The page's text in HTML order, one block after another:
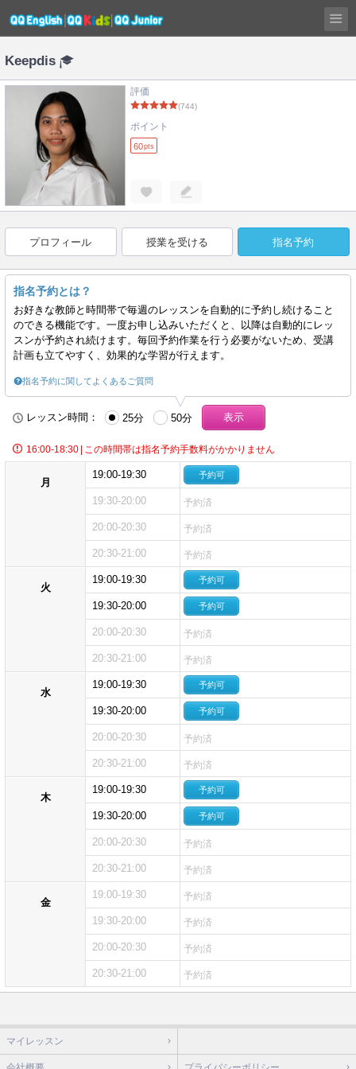
Keepdis
評価
(744)
ポイント
60pts
プロフィール 授業を受ける 指名予約
指名予約とは？
お好きな教師と時間帯で毎週のレッスンを自動的に予約し続けること
のできる機能です。一度お申し込みいただくと、以降は自動的にレッ
スンが予約され続けます。毎回予約作業を行う必要がないため、受講
計画も立てやすく、効果的な学習が行えます。
指名予約に関してよくあるご質問
レッスン時間： 25分 50分
16:00-18:30 この時間帯は指名予約手数料がかかりません
月
19:00-19:30 予約可
19:30-20:00 予約済
20:00-20:30 予約済
20:30-21:00 予約済
火
19:00-19:30 予約可
19:30-20:00 予約可
20:00-20:30 予約済
20:30-21:00 予約済
水
19:00-19:30 予約可
19:30-20:00 予約可
20:00-20:30 予約済
20:30-21:00 予約済
木
19:00-19:30 予約可
19:30-20:00 予約可
20:00-20:30 予約済
20:30-21:00 予約済
金
19:00-19:30 予約済
19:30-20:00 予約済
20:00-20:30 予約済
20:30-21:00 予約済
マイレッスン